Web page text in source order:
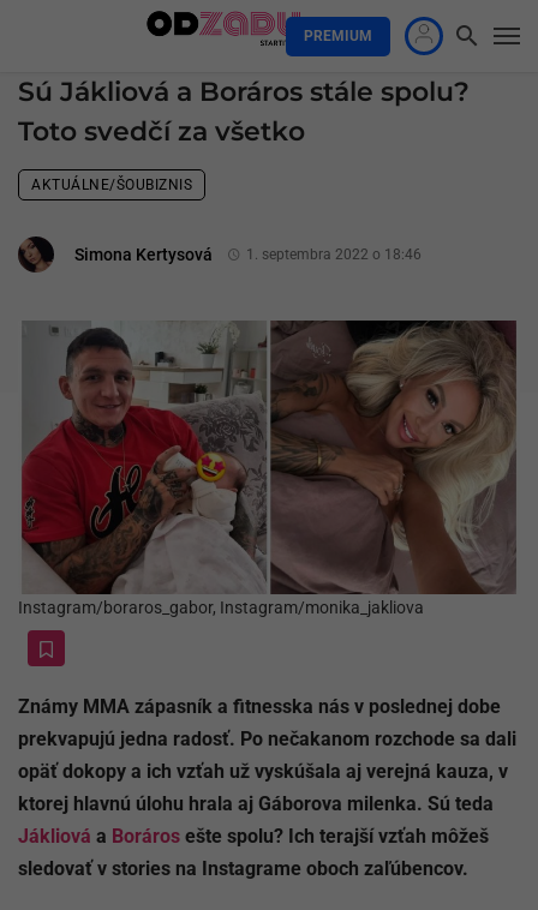
PREMIUM
Sú Jákliová a Boráros stále spolu?
Toto svedčí za všetko
AKTUÁLNE/ŠOUBIZNIS
Simona Kertysová 1. septembra 2022 o 18:46
Instagram/boraros_gabor, Instagram/monika_jakliova
Známy MMA zápasník a fitnesska nás v poslednej dobe
prekvapujú jedna radosť. Po nečakanom rozchode sa dali
opäť dokopy a ich vzťah už vyskúšala aj verejná kauza, v
ktorej hlavnú úlohu hrala aj Gáborova milenka. Sú teda
Jákliová a Boráros ešte spolu? Ich terajší vzťah môžeš
sledovať v stories na Instagrame oboch zaľúbencov.